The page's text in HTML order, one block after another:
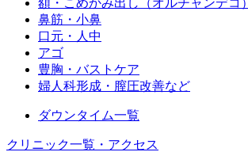
額・こめかみ出し（オルチャンデコ）
鼻筋・小鼻
口元・人中
アゴ
豊胸・バストケア
婦人科形成・膣圧改善など
ダウンタイム一覧
クリニック一覧・アクセス